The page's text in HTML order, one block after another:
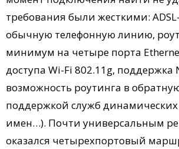
требования были жесткими:
обычную телефонную линию,
минимум на четыре порта
доступа Wi-Fi 802.11g, поддержка
возможность роутинга в
поддержкой служб
имен…). Почти универсальным
оказался четырехпортовый